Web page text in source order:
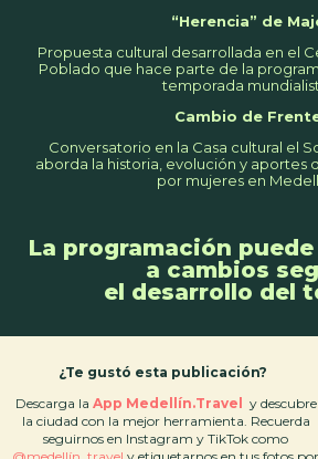
“Herencia” de
Propuesta cultural desarrollada en el
Poblado que hace parte de la
temporada
Cambio de
Conversatorio en la Casa cultural el
aborda la historia, evolución y aportes
por mujeres en
La programación
a cambios
el desarrollo del
¿Te gustó esta publicación?
Descarga la App Medellín.Travel y descubre
la ciudad con la mejor herramienta. Recuerda
seguirnos en Instagram y TikTok como